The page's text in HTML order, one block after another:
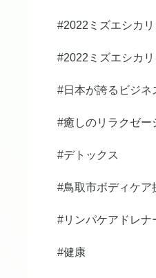
#2022ミズエシカ
#2022ミズエシカ
#日本が誇るビジネ
#癒しのリラクゼー
#デトックス
#鳥取市ボディケア
#リンパケアドレナ
#健康